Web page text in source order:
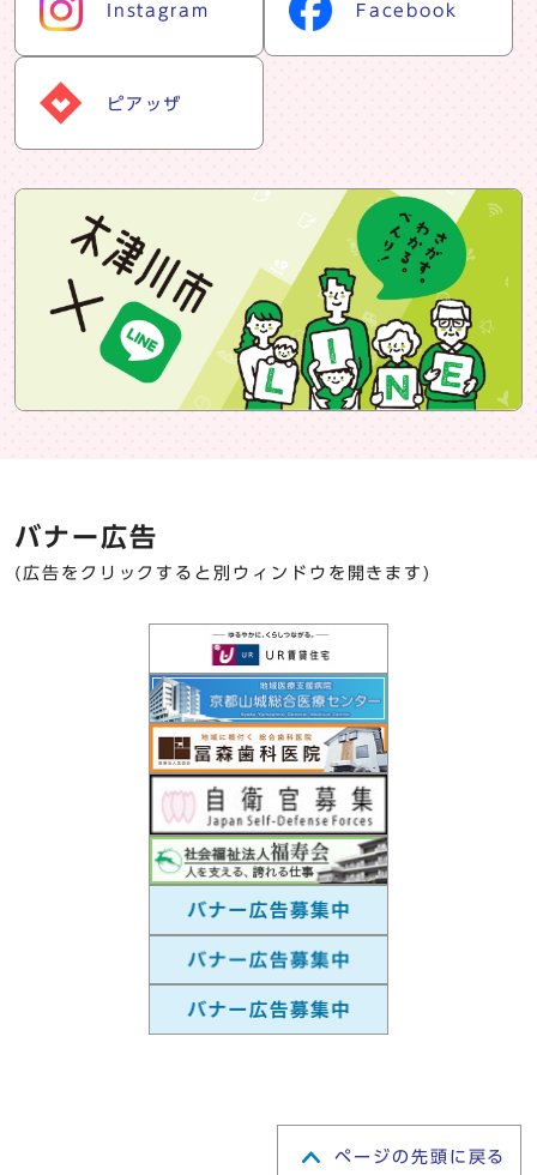
Instagram Facebook
ピアッザ
snsバナー
バナー広告
(広告をクリックすると別ウィンドウを開きます)
ページの先頭に戻る